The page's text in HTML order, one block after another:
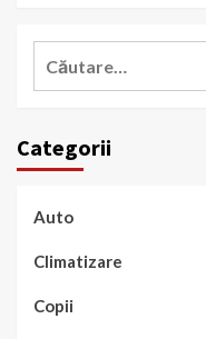
Categorii
Auto
Climatizare
Copii